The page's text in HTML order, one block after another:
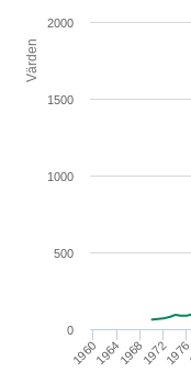
Värden
19601964196819721976
0
500
1000
1500
2000